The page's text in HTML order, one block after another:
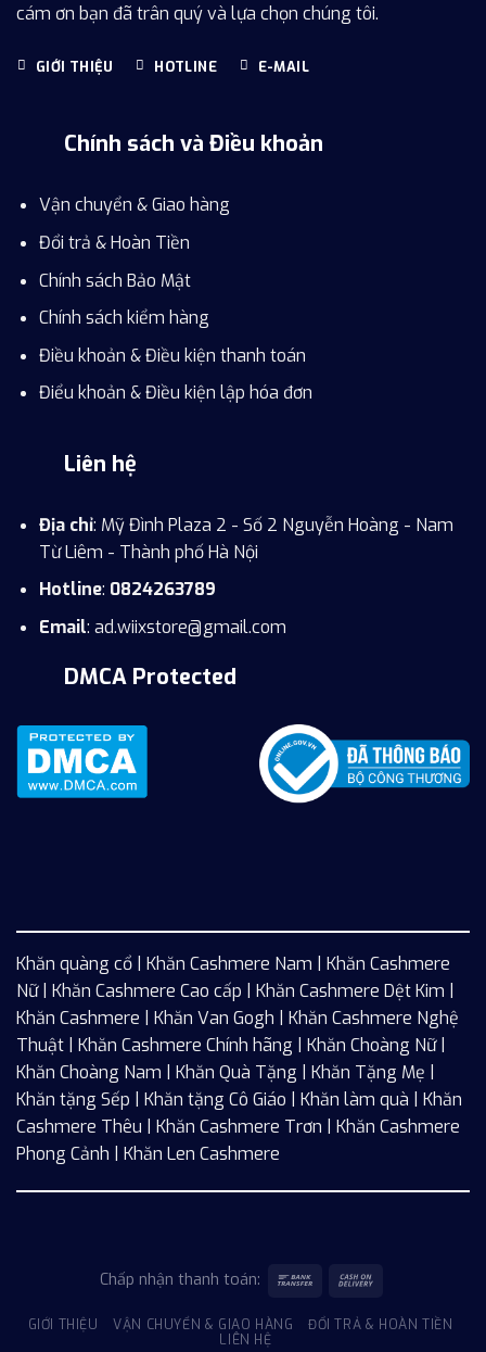
cám ơn bạn đã trân quý và lựa chọn chúng tôi.
GIỚI THIỆU HOTLINE E-MAIL
Chính sách và Điều khoản
Vận chuyển & Giao hàng
Đổi trả & Hoàn Tiền
Chính sách Bảo Mật
Chính sách kiểm hàng
Điều khoản & Điều kiện thanh toán
Điểu khoản & Điều kiện lập hóa đơn
Liên hệ
Địa chỉ: Mỹ Đình Plaza 2 - Số 2 Nguyễn Hoàng - Nam
Từ Liêm - Thành phố Hà Nội
Hotline: 0824263789
Email: ad.wiixstore@gmail.com
DMCA Protected
Khăn quàng cổ | Khăn Cashmere Nam | Khăn Cashmere
Nữ| Khăn Cashmere Cao cấp | Khăn Cashmere Dệt Kim |
Khăn Cashmere | Khăn Van Gogh | Khăn Cashmere Nghệ
Thuật | Khăn Cashmere Chính hãng | Khăn Choàng Nữ |
Khăn Choàng Nam | Khăn Quà Tặng | Khăn Tặng Mẹ |
Khăn tặng Sếp | Khăn tặng Cô Giáo | Khăn làm quà | Khăn
Cashmere Thêu | Khăn Cashmere Trơn | Khăn Cashmere
Phong Cảnh | Khăn Len Cashmere
Chấp nhận thanh toán:
GIỚI THIỆU VẬN CHUYỂN & GIAO HÀNG
ĐỔI TRẢ & HOÀN TIỀN
LIÊN HỆ